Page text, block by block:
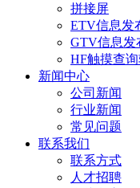
拼接屏
ETV信息发
GTV信息发
HF触摸查
新闻中心
公司新闻
行业新闻
常见问题
联系我们
联系方式
人才招聘